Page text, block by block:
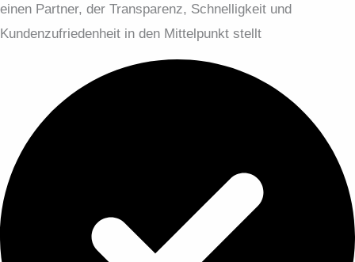
einen Partner, der Transparenz, Schnelligkeit und
Kundenzufriedenheit in den Mittelpunkt stellt